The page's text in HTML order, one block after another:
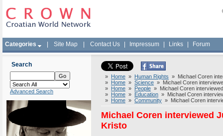
Categories Site Map Contact Us Impressum Links Forum
Search
Advanced Search
» Home » Human Rights » Michael Coren
» Home » Science » Michael Coren
» Home » People » Michael Coren
» Home » Education » Michael Coren
» Home » Community » Michael Coren
Michael Coren interviewed
Kristo